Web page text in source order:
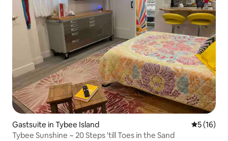
Gastsuite in Tybee Island
5 (16)
Tybee Sunshine ~ 20 Steps 'till Toes in the Sand